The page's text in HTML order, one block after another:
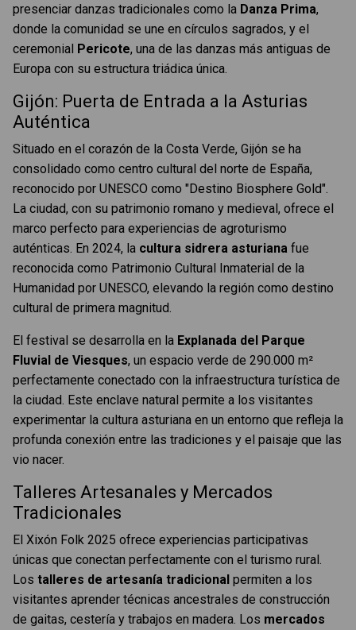
presenciar danzas tradicionales como la Danza Prima,
donde la comunidad se une en círculos sagrados, y el
ceremonial Pericote, una de las danzas más antiguas de
Europa con su estructura triádica única.
Gijón: Puerta de Entrada a la Asturias
Auténtica
Situado en el corazón de la Costa Verde, Gijón se ha
consolidado como centro cultural del norte de España,
reconocido por UNESCO como "Destino Biosphere Gold".
La ciudad, con su patrimonio romano y medieval, ofrece el
marco perfecto para experiencias de agroturismo
auténticas. En 2024, la cultura sidrera asturiana fue
reconocida como Patrimonio Cultural Inmaterial de la
Humanidad por UNESCO, elevando la región como destino
cultural de primera magnitud.
El festival se desarrolla en la Explanada del Parque
Fluvial de Viesques, un espacio verde de 290.000 m²
perfectamente conectado con la infraestructura turística de
la ciudad. Este enclave natural permite a los visitantes
experimentar la cultura asturiana en un entorno que refleja la
profunda conexión entre las tradiciones y el paisaje que las
vio nacer.
Talleres Artesanales y Mercados
Tradicionales
El Xixón Folk 2025 ofrece experiencias participativas
únicas que conectan perfectamente con el turismo rural.
Los talleres de artesanía tradicional permiten a los
visitantes aprender técnicas ancestrales de construcción
de gaitas, cestería y trabajos en madera. Los mercados